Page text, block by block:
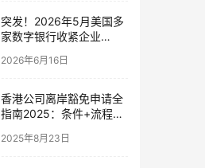
突发！2026年5月美国多
家数字银行收紧企业
家低门槛替代方案仍可下
2026年6月16日
香港公司离岸豁免申请全
指南2025：条件+流程
2025年8月23日